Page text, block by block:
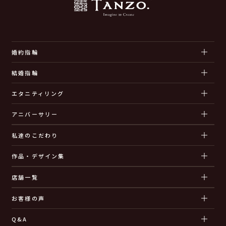
婚約指輪
結婚指輪
エタニティリング
アニバーサリー
私達のこだわり
作品・デザイン集
店舗一覧
お客様の声
Q&A